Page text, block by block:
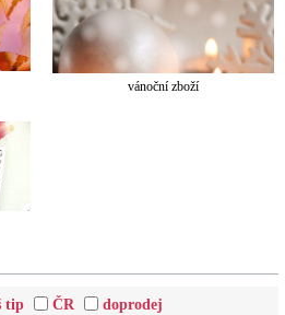
vánoční zboží
tip ČR doprodej